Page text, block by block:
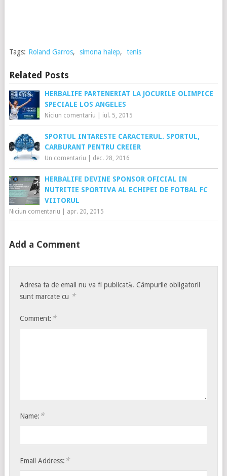
Tags: Roland Garros, simona halep, tenis
Related Posts
HERBALIFE PARTENERIAT LA JOCURILE OLIMPICE
SPECIALE LOS ANGELES
Niciun comentariu iul. 5, 2015
SPORTUL INTARESTE CARACTERUL. SPORTUL,
CARBURANT PENTRU CREIER
Un comentariu dec. 28, 2016
HERBALIFE DEVINE SPONSOR OFICIAL IN
NUTRITIE SPORTIVA AL ECHIPEI DE FOTBAL FC
VIITORUL
Niciun comentariu apr. 20, 2015
Add a Comment
Adresa ta de email nu va fi publicată. Câmpurile obligatorii
sunt marcate cu *
Comment: *
Name: *
Email Address: *